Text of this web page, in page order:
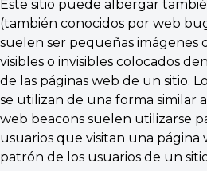
Este sitio puede albergar
(también conocidos por web
suelen ser pequeñas imágenes
visibles o invisibles colocados
de las páginas web de un sitio.
se utilizan de una forma similar
web beacons suelen utilizarse
usuarios que visitan una página
patrón de los usuarios de un